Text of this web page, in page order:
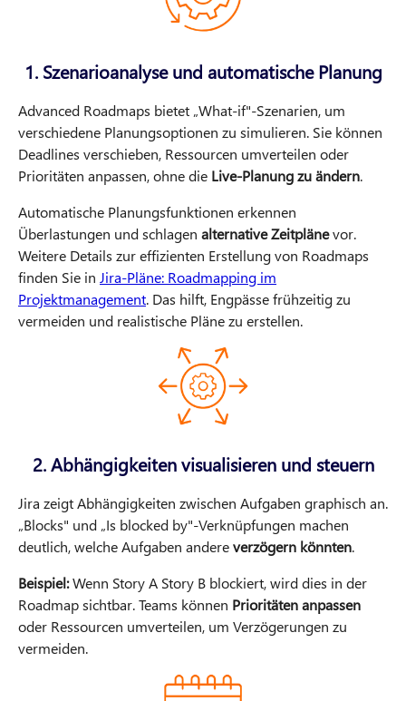
1. Szenarioanalyse und automatische Planung
Advanced Roadmaps bietet „What-if"-Szenarien, um
verschiedene Planungsoptionen zu simulieren. Sie können
Deadlines verschieben, Ressourcen umverteilen oder
Prioritäten anpassen, ohne die Live-Planung zu ändern.
Automatische Planungsfunktionen erkennen
Überlastungen und schlagen alternative Zeitplänevor.
Weitere Details zur effizienten Erstellung von Roadmaps
finden Sie in Jira-Pläne: Roadmapping im
Projektmanagement. Das hilft, Engpässe frühzeitig zu
vermeiden und realistische Pläne zu erstellen.
2. Abhängigkeiten visualisieren und steuern
Jira zeigt Abhängigkeiten zwischen Aufgaben graphisch an.
„Blocks" und „Is blocked by"-Verknüpfungen machen
deutlich, welche Aufgaben andereverzögern könnten.
Beispiel:Wenn Story A Story B blockiert, wird dies in der
Roadmap sichtbar. Teams können Prioritäten anpassen
oder Ressourcen umverteilen, um Verzögerungen zu
vermeiden.